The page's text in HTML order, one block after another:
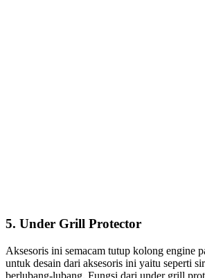
5. Under Grill Protector
Aksesoris ini semacam tutup kolong engine
untuk desain dari aksesoris ini yaitu seperti
berlubang-lubang. Fungsi dari under grill